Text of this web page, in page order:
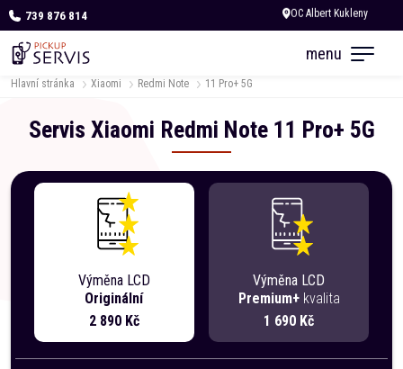
739 876 814
Zítra otevřeno od 10:00
menu
Hlavní stránka Xiaomi Redmi Note 11 Pro+ 5G
Servis Xiaomi Redmi Note 11 Pro+ 5G
Výměna LCD
Originální
2 890 Kč
Výměna LCD
Premium+kvalita
1 690 Kč